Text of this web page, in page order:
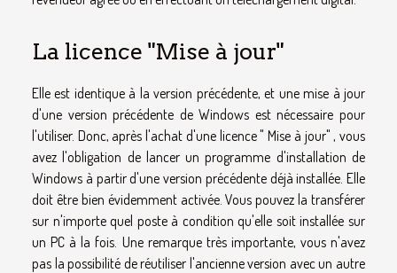
La licence "Mise à jour"
Elle est identique à la version précédente, et une mise à jour
d'une version précédente de Windows est nécessaire pour
l'utiliser. Donc, après l'achat d'une licence " Mise à jour" , vous
avez l'obligation de lancer un programme d'installation de
Windows à partir d'une version précédente déjà installée. Elle
doit être bien évidemment activée. Vous pouvez la transférer
sur n'importe quel poste à condition qu'elle soit installée sur
un PC à la fois. Une remarque très importante, vous n'avez
pas la possibilité de réutiliser l'ancienne version avec un autre